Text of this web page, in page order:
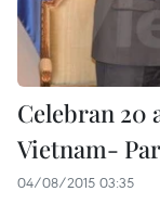
Celebran 20
Vietnam-
04/08/2015 03:35